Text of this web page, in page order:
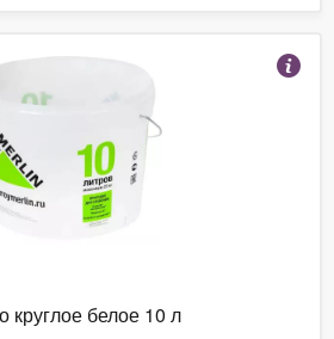
круглое белое 10 л